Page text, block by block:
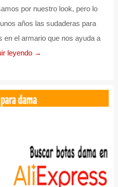
por nuestro look, pero lo
años las sudaderas para
en el armario que nos ayuda a
leyendo →